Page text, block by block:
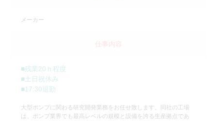
メーカー
仕事内容
■残業20ｈ程度
■土日祝休み
■17:30退勤
大型ポンプに関わる研究開発業務をお任せ致します。同社の工場
は、ポンプ業界でも最高レベルの規模と設備を誇る生産拠点であ